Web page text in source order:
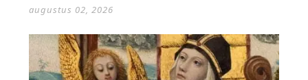
augustus 02, 2026